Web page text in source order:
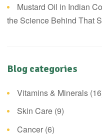
Mustard Oil in Indian
the Science Behind That
Blog categories
Vitamins & Minerals
Skin Care (9)
Cancer (6)